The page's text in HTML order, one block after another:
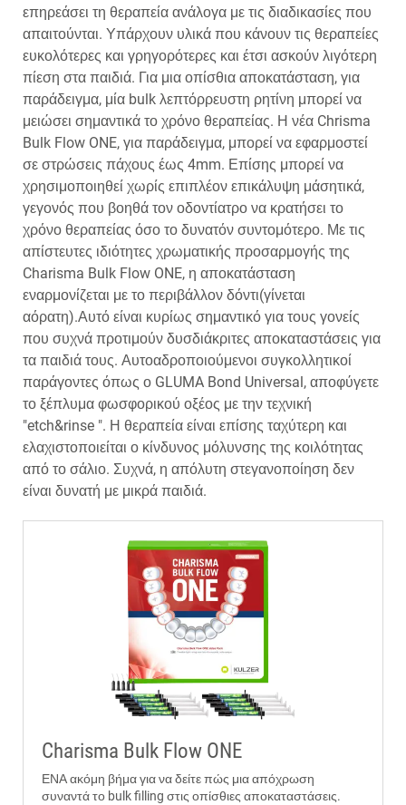
επηρεάσει τη θεραπεία ανάλογα με τις διαδικασίες που
απαιτούνται. Υπάρχουν υλικά που κάνουν τις θεραπείες
ευκολότερες και γρηγορότερες και έτσι ασκούν λιγότερη
πίεση στα παιδιά. Για μια οπίσθια αποκατάσταση, για
παράδειγμα, μία bulk λεπτόρρευστη ρητίνη μπορεί να
μειώσει σημαντικά το χρόνο θεραπείας. Η νέα Chrisma
Bulk Flow ONE, για παράδειγμα, μπορεί να εφαρμοστεί
σε στρώσεις πάχους έως 4mm. Επίσης μπορεί να
χρησιμοποιηθεί χωρίς επιπλέον επικάλυψη μάσητικά,
γεγονός που βοηθά τον οδοντίατρο να κρατήσει το
χρόνο θεραπείας όσο το δυνατόν συντομότερο. Με τις
απίστευτες ιδιότητες χρωματικής προσαρμογής της
Charisma Bulk Flow ONE, η αποκατάσταση
εναρμονίζεται με το περιβάλλον δόντι(γίνεται
αόρατη).Αυτό είναι κυρίως σημαντικό για τους γονείς
που συχνά προτιμούν δυσδιάκριτες αποκαταστάσεις για
τα παιδιά τους. Αυτοαδροποιούμενοι συγκολλητικοί
παράγοντες όπως ο GLUMA Bond Universal, αποφύγετε
το ξέπλυμα φωσφορικού οξέος με την τεχνική
"etch&rinse ". Η θεραπεία είναι επίσης ταχύτερη και
ελαχιστοποιείται ο κίνδυνος μόλυνσης της κοιλότητας
από το σάλιο. Συχνά, η απόλυτη στεγανοποίηση δεν
είναι δυνατή με μικρά παιδιά.
Charisma Bulk Flow ONE
ΕΝΑ ακόμη βήμα για να δείτε πώς μια απόχρωση
συναντά το bulk filling στις οπίσθιες αποκαταστάσεις.